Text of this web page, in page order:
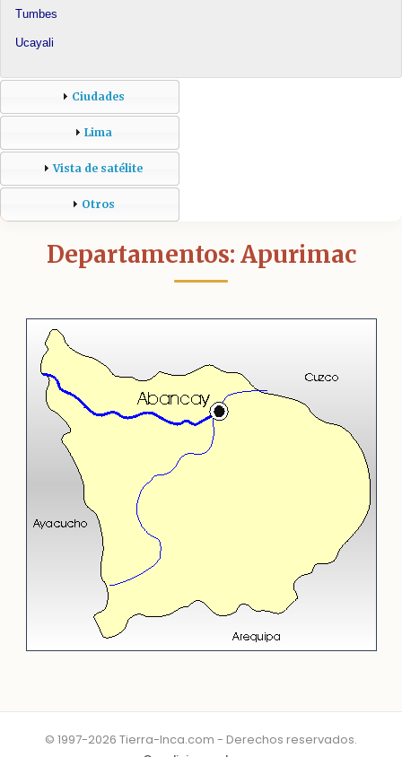
Tumbes
Ucayali
Ciudades
Lima
Vista de satélite
Otros
Departamentos: Apurimac
© 1997-2026 Tierra-Inca.com - Derechos reservados.